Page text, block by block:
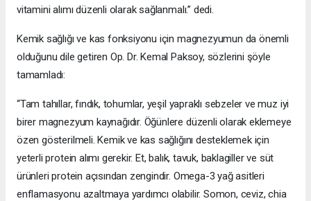
vitamini alımı düzenli olarak sağlanmalı.” dedi.
Kemik sağlığı ve kas fonksiyonu için magnezyumun da önemli
olduğunu dile getiren Op. Dr. Kemal Paksoy, sözlerini şöyle
tamamladı:
“Tam tahıllar, fındık, tohumlar, yeşil yapraklı sebzeler ve muz iyi
birer magnezyum kaynağıdır. Öğünlere düzenli olarak eklemeye
özen gösterilmeli. Kemik ve kas sağlığını desteklemek için
yeterli protein alımı gerekir. Et, balık, tavuk, baklagiller ve süt
ürünleri protein açısından zengindir. Omega-3 yağ asitleri
enflamasyonu azaltmaya yardımcı olabilir. Somon, ceviz, chia